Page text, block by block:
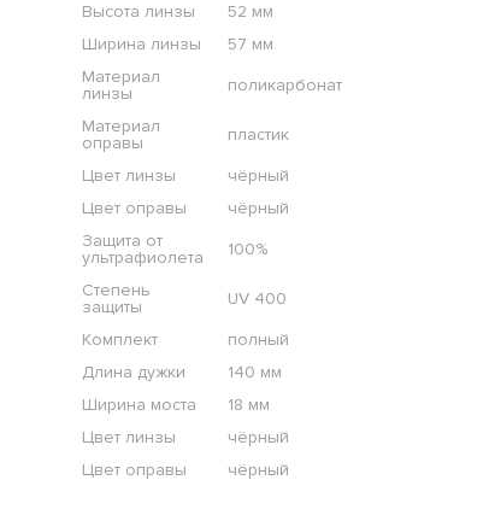
Высота линзы
52 мм
Ширина линзы
57 мм
Материал
линзы
поликарбонат
Материал
оправы
пластик
Цвет линзы
чёрный
Цвет оправы
чёрный
Защита от
ультрафиолета
100%
Степень
защиты
UV 400
Комплект
полный
Длина дужки
140 мм
Ширина моста
18 мм
Цвет линзы
чёрный
Цвет оправы
чёрный